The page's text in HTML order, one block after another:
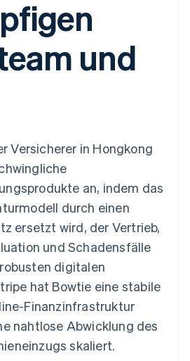
Datensynchronisierung
und
Sektor
auf
der
Sie
gestützte
ausgeben: So
von
mit Agenten
Beispiele
Blog
Roadmap
Sessions
Press
Team
werden
und
Versicherer in Hongkong
an, indem das
durch einen
ersetzt wird, der Vertrieb,
und Schadensfälle
digitalen
hat Bowtie eine stabile
Finanzinfrastruktur
nahtlose Abwicklung des
skaliert.